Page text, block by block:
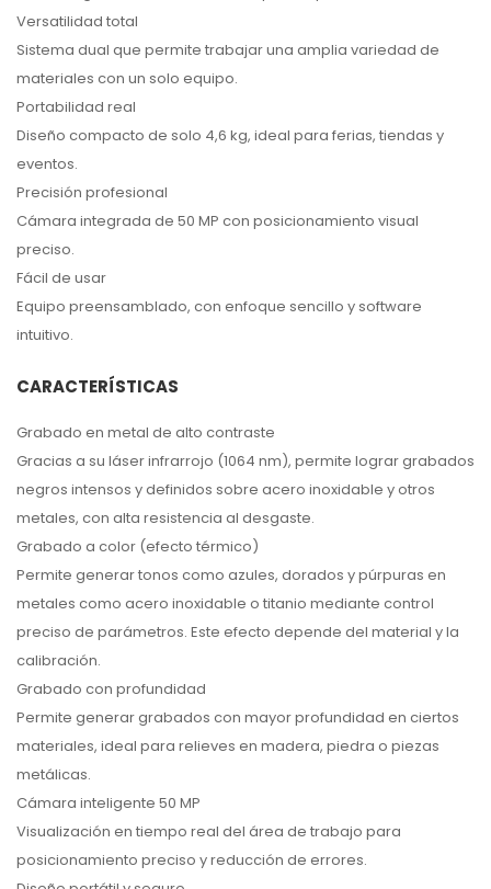
Versatilidad total
Sistema dual que permite trabajar una amplia variedad de
materiales con un solo equipo.
Portabilidad real
Diseño compacto de solo 4,6 kg, ideal para ferias, tiendas y
eventos.
Precisión profesional
Cámara integrada de 50 MP con posicionamiento visual
preciso.
Fácil de usar
Equipo preensamblado, con enfoque sencillo y software
intuitivo.
CARACTERÍSTICAS
Grabado en metal de alto contraste
Gracias a su láser infrarrojo (1064 nm), permite lograr grabados
negros intensos y definidos sobre acero inoxidable y otros
metales, con alta resistencia al desgaste.
Grabado a color (efecto térmico)
Permite generar tonos como azules, dorados y púrpuras en
metales como acero inoxidable o titanio mediante control
preciso de parámetros. Este efecto depende del material y la
calibración.
Grabado con profundidad
Permite generar grabados con mayor profundidad en ciertos
materiales, ideal para relieves en madera, piedra o piezas
metálicas.
Cámara inteligente 50 MP
Visualización en tiempo real del área de trabajo para
posicionamiento preciso y reducción de errores.